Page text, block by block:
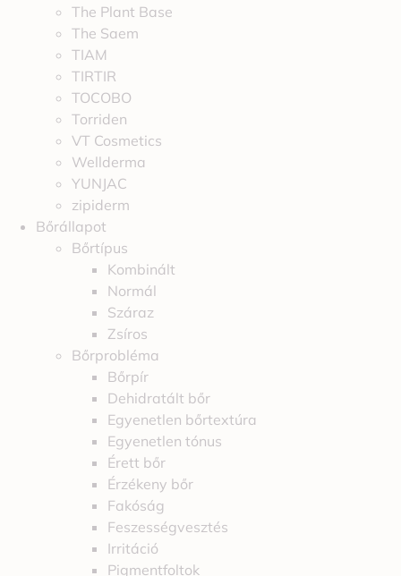
The Plant Base
The Saem
TIAM
TIRTIR
TOCOBO
Torriden
VT Cosmetics
Wellderma
YUNJAC
zipiderm
Bőrállapot
Bőrtípus
Kombinált
Normál
Száraz
Zsíros
Bőrprobléma
Bőrpír
Dehidratált bőr
Egyenetlen bőrtextúra
Egyenetlen tónus
Érett bőr
Érzékeny bőr
Fakóság
Feszességvesztés
Irritáció
Pigmentfoltok